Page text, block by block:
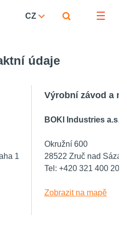
CZ
údaje
1
Výrobní závod a
BOKI Industries a.s.
Okružní 600
28522 Zruč nad
Tel: +420 321 400 200
Zobrazit na mapě